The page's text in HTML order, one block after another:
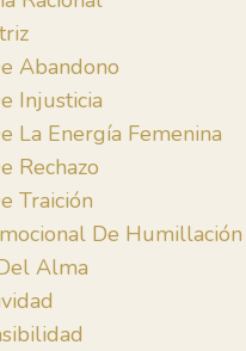
Abandono
Injusticia
La Energía Femenina
Rechazo
Traición
De Humillación
Alma